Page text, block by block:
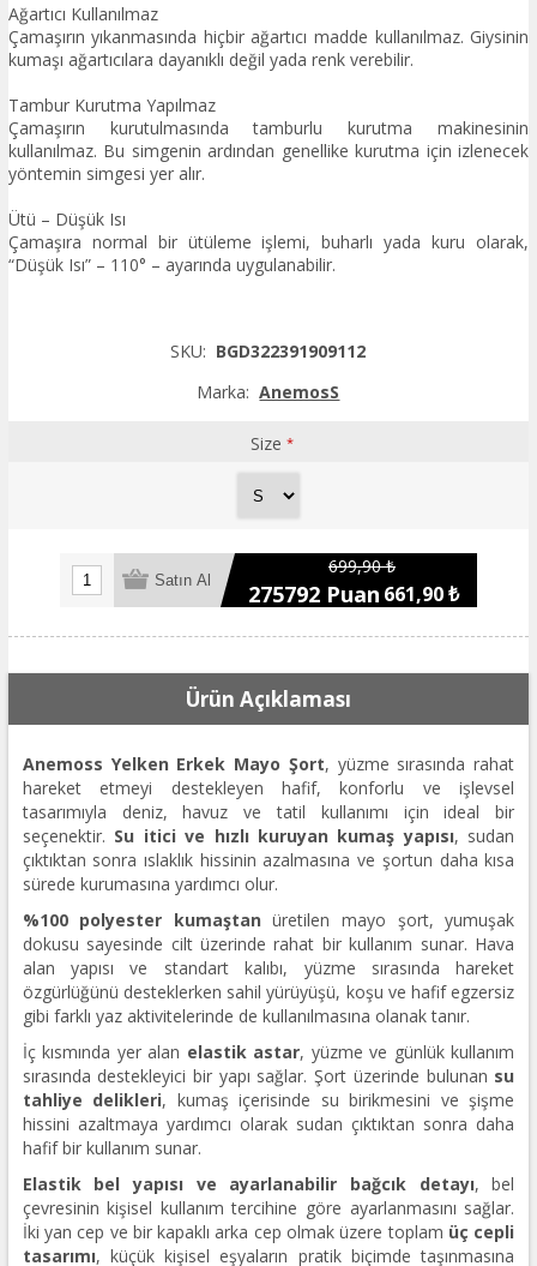
Ağartıcı Kullanılmaz
Çamaşırın yıkanmasında hiçbir ağartıcı madde kullanılmaz. Giysinin
kumaşı ağartıcılara dayanıklı değil yada renk verebilir.
Tambur Kurutma Yapılmaz
Çamaşırın kurutulmasında tamburlu kurutma makinesinin
kullanılmaz. Bu simgenin ardından genellike kurutma için izlenecek
yöntemin simgesi yer alır.
Ütü – Düşük Isı
Çamaşıra normal bir ütüleme işlemi, buharlı yada kuru olarak,
“Düşük Isı” – 110° – ayarında uygulanabilir.
SKU: BGD322391909112
Marka: AnemosS
Size *
699,90 ₺
275792 Puan 661,90 ₺
Ürün Açıklaması
Anemoss Yelken Erkek Mayo Şort, yüzme sırasında rahat
hareket etmeyi destekleyen hafif, konforlu ve işlevsel
tasarımıyla deniz, havuz ve tatil kullanımı için ideal bir
seçenektir. Su itici ve hızlı kuruyan kumaş yapısı, sudan
çıktıktan sonra ıslaklık hissinin azalmasına ve şortun daha kısa
sürede kurumasına yardımcı olur.
%100 polyester kumaştan üretilen mayo şort, yumuşak
dokusu sayesinde cilt üzerinde rahat bir kullanım sunar. Hava
alan yapısı ve standart kalıbı, yüzme sırasında hareket
özgürlüğünü desteklerken sahil yürüyüşü, koşu ve hafif egzersiz
gibi farklı yaz aktivitelerinde de kullanılmasına olanak tanır.
İç kısmında yer alan elastik astar, yüzme ve günlük kullanım
sırasında destekleyici bir yapı sağlar. Şort üzerinde bulunan su
tahliye delikleri, kumaş içerisinde su birikmesini ve şişme
hissini azaltmaya yardımcı olarak sudan çıktıktan sonra daha
hafif bir kullanım sunar.
Elastik bel yapısı ve ayarlanabilir bağcık detayı, bel
çevresinin kişisel kullanım tercihine göre ayarlanmasını sağlar.
İki yan cep ve bir kapaklı arka cep olmak üzere toplam üç cepli
tasarımı, küçük kişisel eşyaların pratik biçimde taşınmasına